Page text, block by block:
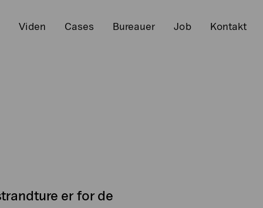
Viden Cases Bureauer Job Kontakt
er for de